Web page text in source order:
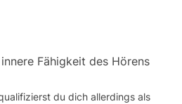
Fähigkeit des Hörens
du dich allerdings als